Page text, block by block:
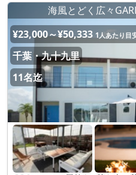
海風とどく広々
¥23,000～¥50,333 1人あたり目
千葉・九十九里
11名迄